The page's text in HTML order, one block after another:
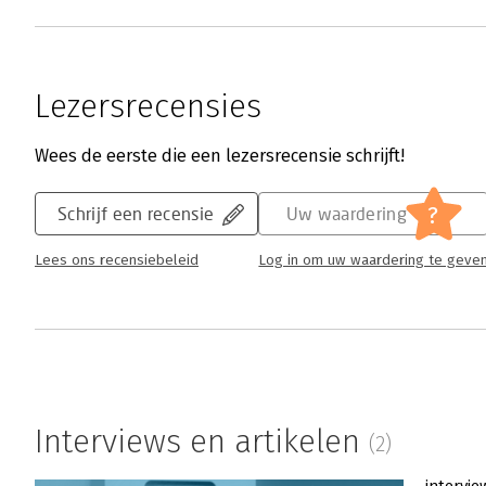
Lezersrecensies
Wees de eerste die een lezersrecensie schrijft!
Schrijf een recensie
Lees ons recensiebeleid
Uw waardering ?
Log in om uw waardering te
Interviews en artikelen (2)